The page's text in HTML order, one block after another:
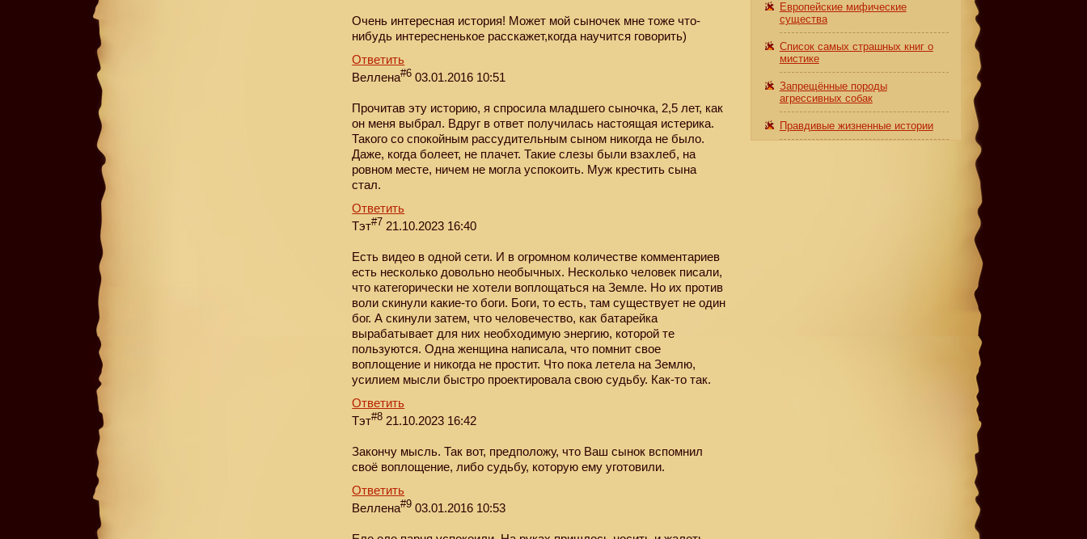
Очень интересная история! Может мой сыночек мне тоже что-
нибудь интересненькое расскажет,когда научится говорить)
Ответить
Веллена#6 03.01.2016 10:51
Прочитав эту историю, я спросила младшего сыночка, 2,5 лет, как
он меня выбрал. Вдруг в ответ получилась настоящая истерика.
Такого со спокойным рассудительным сыном никогда не было.
Даже, когда болеет, не плачет. Такие слезы были взахлеб, на
ровном месте, ничем не могла успокоить. Муж крестить сына
стал.
Ответить
Тэт#7 21.10.2023 16:40
Есть видео в одной сети. И в огромном количестве комментариев
есть несколько довольно необычных. Несколько человек писали,
что категорически не хотели воплощаться на Земле. Но их против
воли скинули какие-то боги. Боги, то есть, там существует не один
бог. А скинули затем, что человечество, как батарейка
вырабатывает для них необходимую энергию, которой те
пользуются. Одна женщина написала, что помнит свое
воплощение и никогда не простит. Что пока летела на Землю,
усилием мысли быстро проектировала свою судьбу. Как-то так.
Ответить
Тэт#8 21.10.2023 16:42
Закончу мысль. Так вот, предположу, что Ваш сынок вспомнил
своё воплощение, либо судьбу, которую ему уготовили.
Ответить
Веллена#9 03.01.2016 10:53
Европейские мифические
существа
Список самых страшных книг о
мистике
Запрещённые породы
агрессивных собак
Правдивые жизненные истории